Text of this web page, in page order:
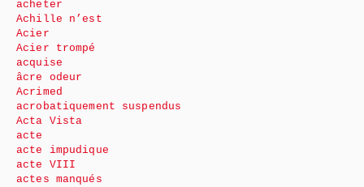
acheter
Achille n’est
Acier
Acier trompé
acquise
âcre odeur
Acrimed
acrobatiquement suspendus
Acta Vista
acte
acte impudique
acte VIII
actes manqués